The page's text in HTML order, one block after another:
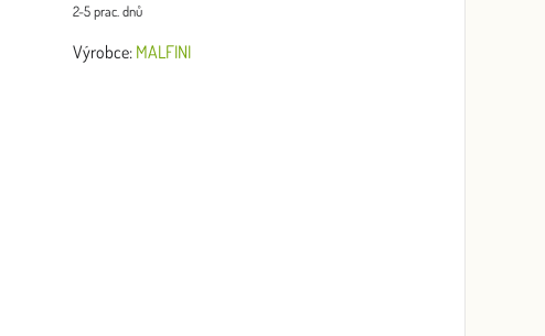
2-5 prac. dnů
Výrobce: MALFINI